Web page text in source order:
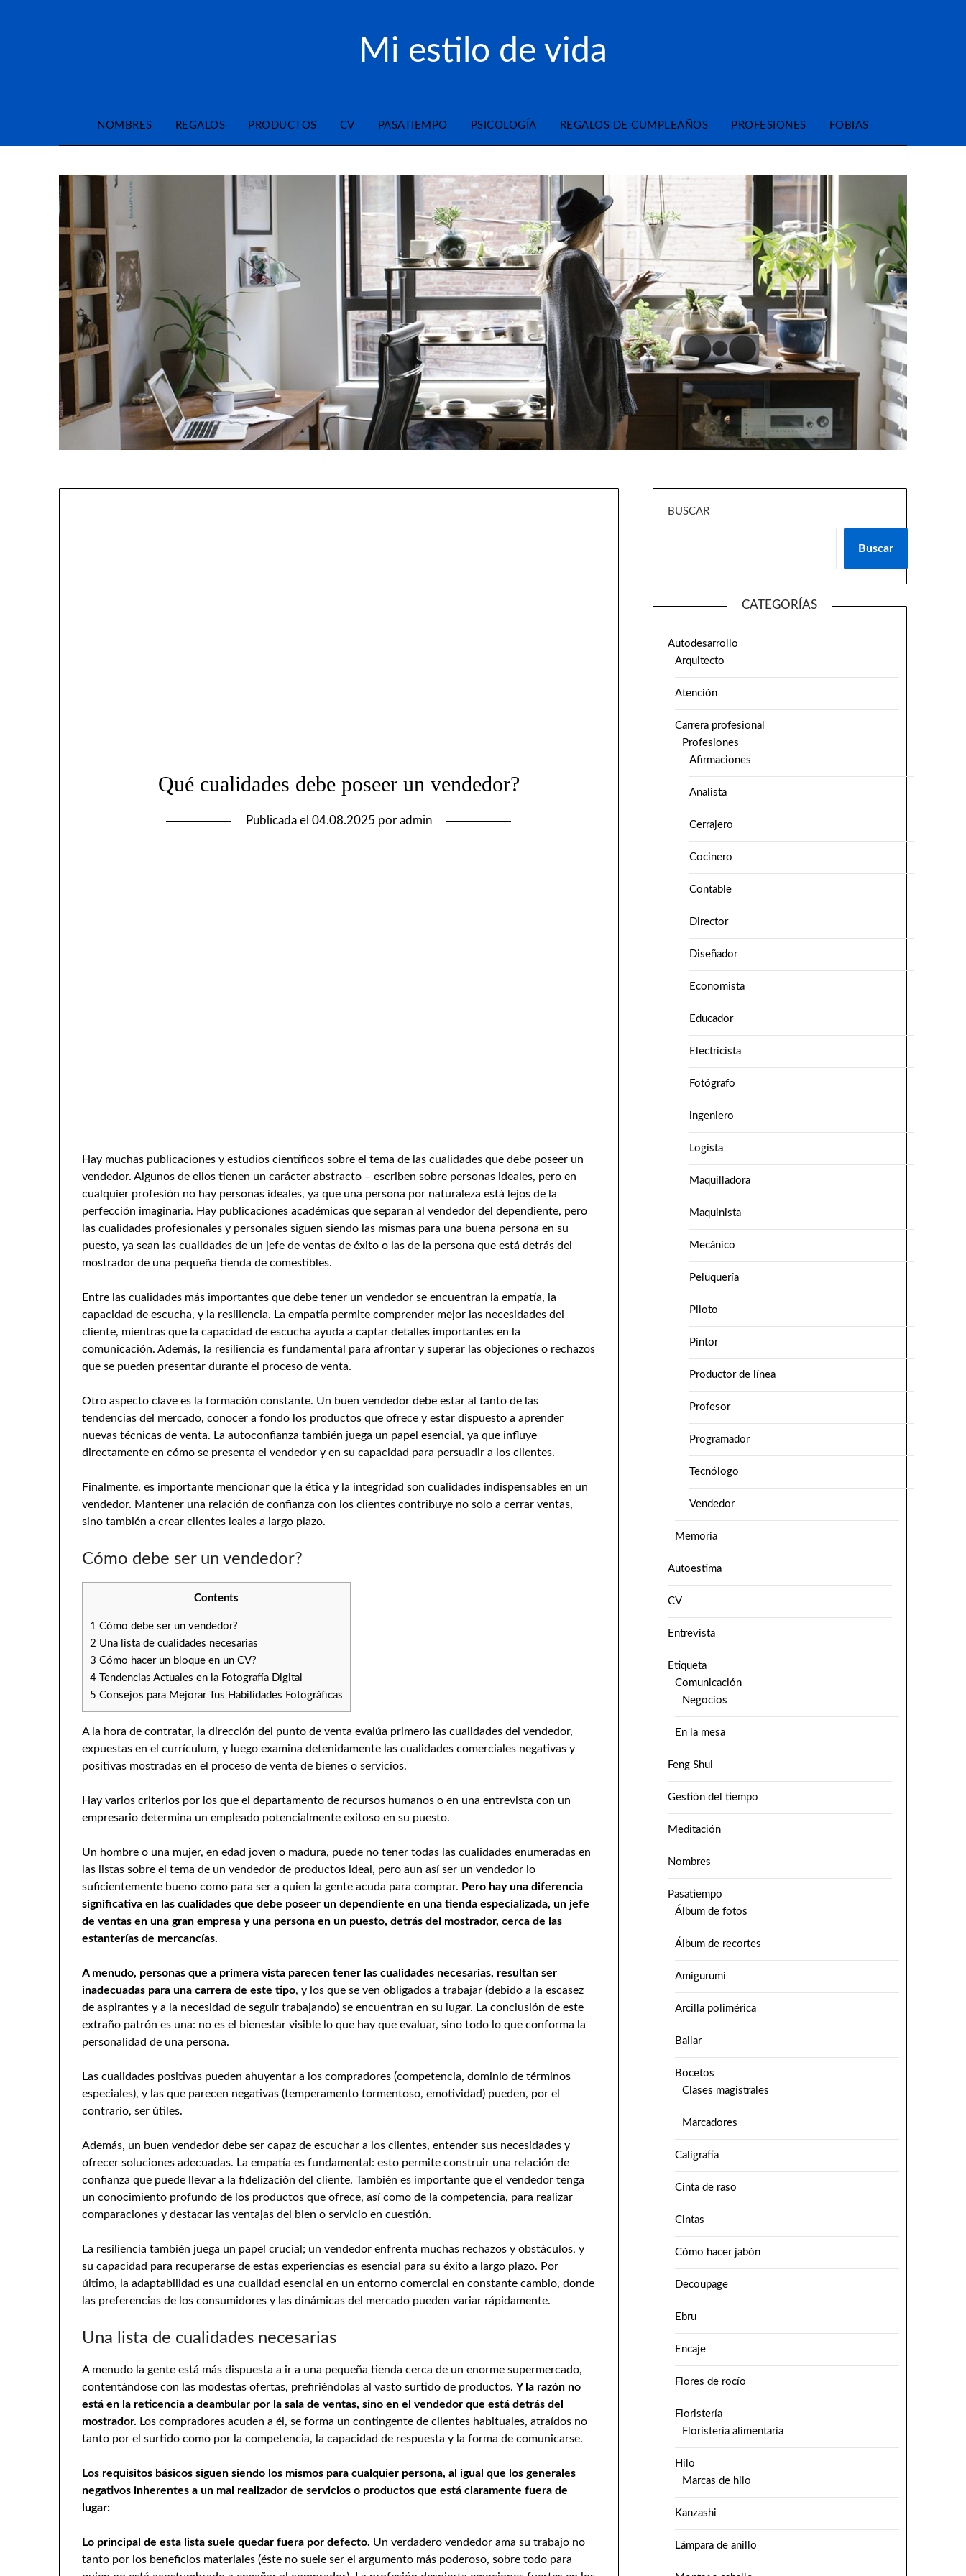
Mi estilo de vida
NOMBRES REGALOS PRODUCTOS CV PASATIEMPO PSICOLOGÍA REGALOS DE CUMPLEAÑOS PROFESIONES FOBIAS
Qué cualidades debe poseer un vendedor?
Publicada el 04.08.2025 por admin
Hay muchas publicaciones y estudios científicos sobre el tema de las cualidades que debe poseer un
vendedor. Algunos de ellos tienen un carácter abstracto – escriben sobre personas ideales, pero en
cualquier profesión no hay personas ideales, ya que una persona por naturaleza está lejos de la
perfección imaginaria. Hay publicaciones académicas que separan al vendedor del dependiente, pero
las cualidades profesionales y personales siguen siendo las mismas para una buena persona en su
puesto, ya sean las cualidades de un jefe de ventas de éxito o las de la persona que está detrás del
mostrador de una pequeña tienda de comestibles.
Entre las cualidades más importantes que debe tener un vendedor se encuentran la empatía, la
capacidad de escucha, y la resiliencia. La empatía permite comprender mejor las necesidades del
cliente, mientras que la capacidad de escucha ayuda a captar detalles importantes en la
comunicación. Además, la resiliencia es fundamental para afrontar y superar las objeciones o rechazos
que se pueden presentar durante el proceso de venta.
Otro aspecto clave es la formación constante. Un buen vendedor debe estar al tanto de las
tendencias del mercado, conocer a fondo los productos que ofrece y estar dispuesto a aprender
nuevas técnicas de venta. La autoconfianza también juega un papel esencial, ya que influye
directamente en cómo se presenta el vendedor y en su capacidad para persuadir a los clientes.
Finalmente, es importante mencionar que la ética y la integridad son cualidades indispensables en un
vendedor. Mantener una relación de confianza con los clientes contribuye no solo a cerrar ventas,
sino también a crear clientes leales a largo plazo.
Cómo debe ser un vendedor?
Contents
1 Cómo debe ser un vendedor?
2 Una lista de cualidades necesarias
3 Cómo hacer un bloque en un CV?
4 Tendencias Actuales en la Fotografía Digital
5 Consejos para Mejorar Tus Habilidades Fotográficas
A la hora de contratar, la dirección del punto de venta evalúa primero las cualidades del vendedor,
expuestas en el currículum, y luego examina detenidamente las cualidades comerciales negativas y
positivas mostradas en el proceso de venta de bienes o servicios.
Hay varios criterios por los que el departamento de recursos humanos o en una entrevista con un
empresario determina un empleado potencialmente exitoso en su puesto.
Un hombre o una mujer, en edad joven o madura, puede no tener todas las cualidades enumeradas en
las listas sobre el tema de un vendedor de productos ideal, pero aun así ser un vendedor lo
suficientemente bueno como para ser a quien la gente acuda para comprar. Pero hay una diferencia
significativa en las cualidades que debe poseer un dependiente en una tienda especializada, un jefe
de ventas en una gran empresa y una persona en un puesto, detrás del mostrador, cerca de las
estanterías de mercancías.
A menudo, personas que a primera vista parecen tener las cualidades necesarias, resultan ser
inadecuadas para una carrera de este tipo, y los que se ven obligados a trabajar (debido a la escasez
de aspirantes y a la necesidad de seguir trabajando) se encuentran en su lugar. La conclusión de este
extraño patrón es una: no es el bienestar visible lo que hay que evaluar, sino todo lo que conforma la
personalidad de una persona.
Las cualidades positivas pueden ahuyentar a los compradores (competencia, dominio de términos
especiales), y las que parecen negativas (temperamento tormentoso, emotividad) pueden, por el
contrario, ser útiles.
Además, un buen vendedor debe ser capaz de escuchar a los clientes, entender sus necesidades y
ofrecer soluciones adecuadas. La empatía es fundamental: esto permite construir una relación de
confianza que puede llevar a la fidelización del cliente. También es importante que el vendedor tenga
un conocimiento profundo de los productos que ofrece, así como de la competencia, para realizar
comparaciones y destacar las ventajas del bien o servicio en cuestión.
La resiliencia también juega un papel crucial; un vendedor enfrenta muchas rechazos y obstáculos, y
su capacidad para recuperarse de estas experiencias es esencial para su éxito a largo plazo. Por
último, la adaptabilidad es una cualidad esencial en un entorno comercial en constante cambio, donde
las preferencias de los consumidores y las dinámicas del mercado pueden variar rápidamente.
Una lista de cualidades necesarias
A menudo la gente está más dispuesta a ir a una pequeña tienda cerca de un enorme supermercado,
contentándose con las modestas ofertas, prefiriéndolas al vasto surtido de productos.Y la razón no
está en la reticencia a deambular por la sala de ventas, sino en el vendedor que está detrás del
mostrador. Los compradores acuden a él, se forma un contingente de clientes habituales, atraídos no
tanto por el surtido como por la competencia, la capacidad de respuesta y la forma de comunicarse.
Los requisitos básicos siguen siendo los mismos para cualquier persona, al igual que los generales
negativos inherentes a un mal realizador de servicios o productos que está claramente fuera de
lugar:
Lo principal de esta lista suele quedar fuera por defecto. Un verdadero vendedor ama su trabajo no
tanto por los beneficios materiales (éste no suele ser el argumento más poderoso, sobre todo para
BUSCAR
Buscar
CATEGORÍAS
Autodesarrollo
Arquitecto
Atención
Carrera profesional
Profesiones
Afirmaciones
Analista
Cerrajero
Cocinero
Contable
Director
Diseñador
Economista
Educador
Electricista
Fotógrafo
ingeniero
Logista
Maquilladora
Maquinista
Mecánico
Peluquería
Piloto
Pintor
Productor de línea
Profesor
Programador
Tecnólogo
Vendedor
Memoria
Autoestima
CV
Entrevista
Etiqueta
Comunicación
Negocios
En la mesa
Feng Shui
Gestión del tiempo
Meditación
Nombres
Pasatiempo
Álbum de fotos
Álbum de recortes
Amigurumi
Arcilla polimérica
Bailar
Bocetos
Clases magistrales
Marcadores
Caligrafía
Cinta de raso
Cintas
Cómo hacer jabón
Decoupage
Ebru
Encaje
Flores de rocío
Floristería
Floristería alimentaria
Hilo
Marcas de hilo
Kanzashi
Lámpara de anillo